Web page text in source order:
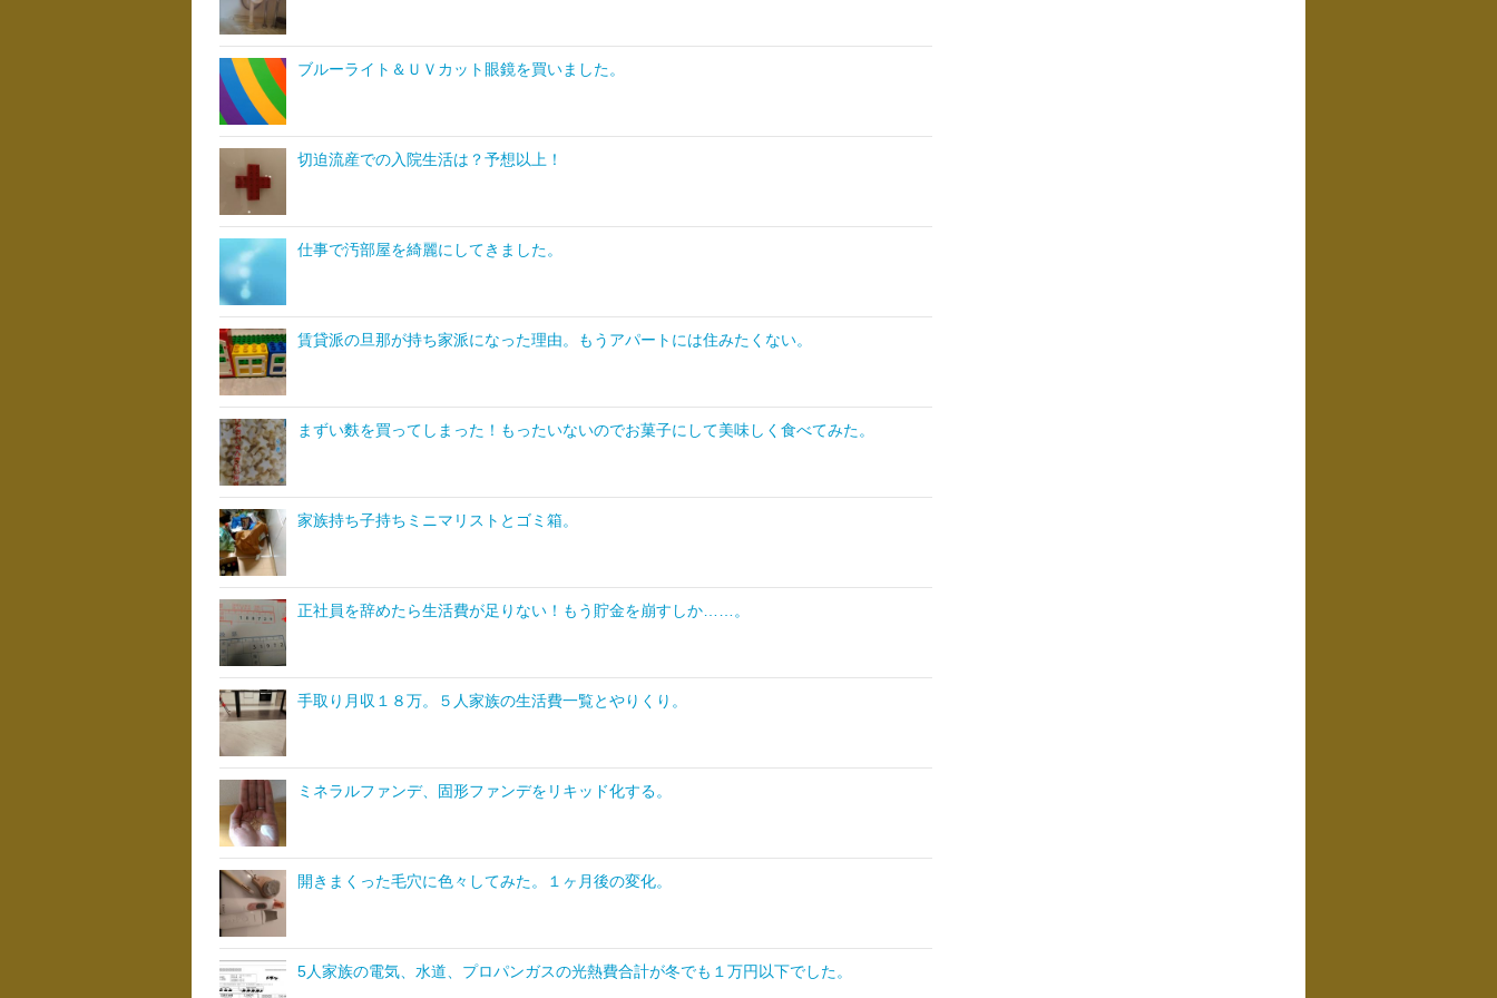
ブルーライト＆ＵＶカット眼鏡を買いました。
切迫流産での入院生活は？予想以上！
仕事で汚部屋を綺麗にしてきました。
賃貸派の旦那が持ち家派になった理由。もうアパートには住みたくない。
まずい麩を買ってしまった！もったいないのでお菓子にして美味しく食べてみた。
家族持ち子持ちミニマリストとゴミ箱。
正社員を辞めたら生活費が足りない！もう貯金を崩すしか……。
手取り月収１８万。５人家族の生活費一覧とやりくり。
ミネラルファンデ、固形ファンデをリキッド化する。
開きまくった毛穴に色々してみた。１ヶ月後の変化。
5人家族の電気、水道、プロパンガスの光熱費合計が冬でも１万円以下でした。